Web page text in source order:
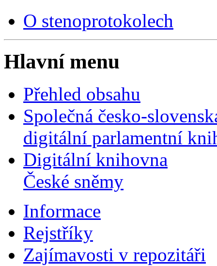
O stenoprotokolech
Hlavní menu
Přehled obsahu
Společná česko-
digitální parlamentní
Digitální knihovna
České sněmy
Informace
Rejstříky
Zajímavosti v repozitáři